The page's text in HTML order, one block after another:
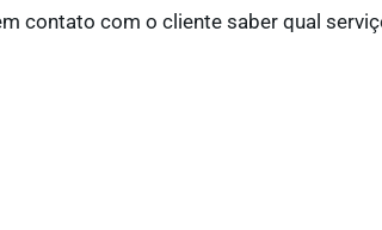
contato com o cliente saber qual